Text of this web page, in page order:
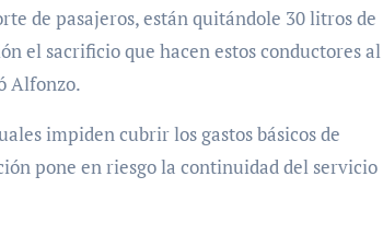
de pasajeros, están quitándole 30 litros de
el sacrificio que hacen estos conductores al
Alfonzo.
impiden cubrir los gastos básicos de
pone en riesgo la continuidad del servicio